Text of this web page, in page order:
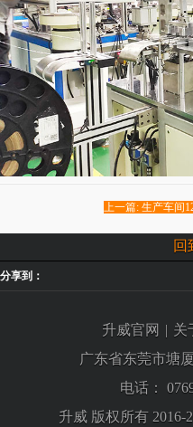
上一篇: 生产车间
回
分享到：
升威官网 | 关
广东省东莞市塘
电话：
升威 版权所有 2016-